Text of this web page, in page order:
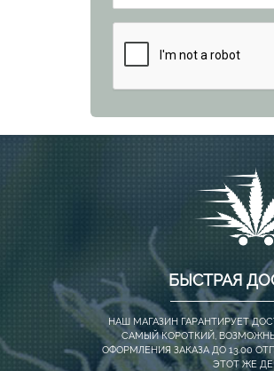
БЫСТРАЯ
НАШ МАГАЗИН ГАРАНТИРУЕТ
САМЫЙ КОРОТКИЙ,
ОФОРМЛЕНИЯ ЗАКАЗА ДО 13.00
ЭТОТ ЖЕ